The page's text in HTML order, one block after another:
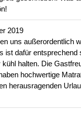
2019
uns außerordentlich
dafür
halten. Die
hochwertige
herausragenden